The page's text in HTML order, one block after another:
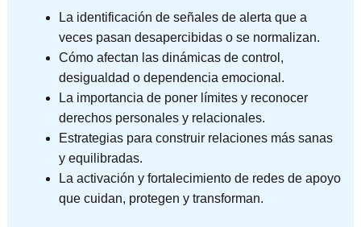
La identificación de señales de alerta que a
veces pasan desapercibidas o se normalizan.
Cómo afectan las dinámicas de control,
desigualdad o dependencia emocional.
La importancia de poner límites y reconocer
derechos personales y relacionales.
Estrategias para construir relaciones más sanas
y equilibradas.
La activación y fortalecimiento de redes de apoyo
que cuidan, protegen y transforman.